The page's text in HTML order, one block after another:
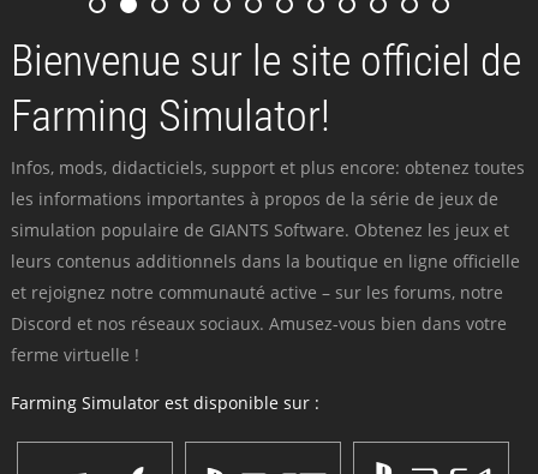
Bienvenue sur le site officiel de
Farming Simulator!
Infos, mods, didacticiels, support et plus encore: obtenez toutes
les informations importantes à propos de la série de jeux de
simulation populaire de GIANTS Software. Obtenez les jeux et
leurs contenus additionnels dans la boutique en ligne officielle
et rejoignez notre communauté active – sur les forums, notre
Discord et nos réseaux sociaux. Amusez-vous bien dans votre
ferme virtuelle !
Farming Simulator est disponible sur :